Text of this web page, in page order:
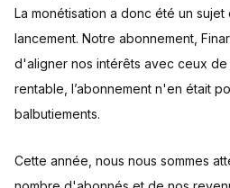
La monétisation a donc été un
lancement. Notre abonnement,
d'aligner nos intérêts avec ceux de
rentable, l’abonnement n'en était
balbutiements.
Cette année, nous nous sommes